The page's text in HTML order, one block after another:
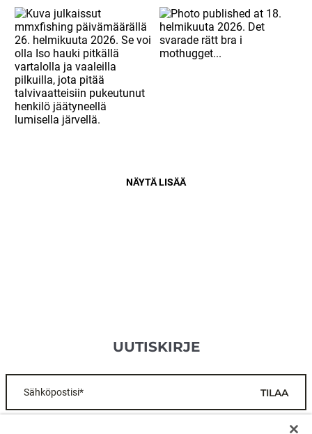
NÄYTÄ LISÄÄ
UUTISKIRJE
Sähköpostisi* TILAA